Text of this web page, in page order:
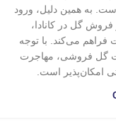
به همین دلیل، ورود
گل در کانادا،
می‌کند. با توجه
گل فروشی، مهاجرت
امکان‌پذیر است.